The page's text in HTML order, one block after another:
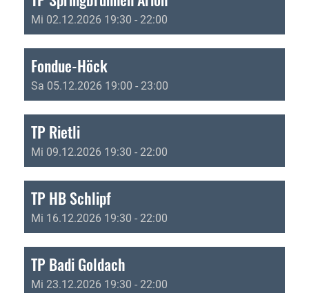
Mi 02.12.2026 19:30 - 22:00
Fondue-Höck
Sa 05.12.2026 19:00 - 23:00
TP Rietli
Mi 09.12.2026 19:30 - 22:00
TP HB Schlipf
Mi 16.12.2026 19:30 - 22:00
TP Badi Goldach
Mi 23.12.2026 19:30 - 22:00